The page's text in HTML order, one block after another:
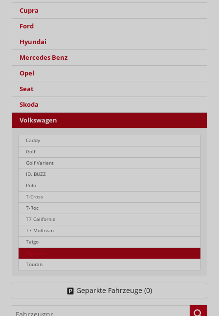
Cupra
Ford
Hyundai
Mercedes Benz
Opel
Seat
Skoda
Volkswagen
Caddy
Golf
Golf Variant
ID. BUZZ
Polo
T-Cross
T-Roc
T7 California
T7 Multivan
Taigo
Touran
Geparkte Fahrzeuge (0)
Fahrzeugnr.